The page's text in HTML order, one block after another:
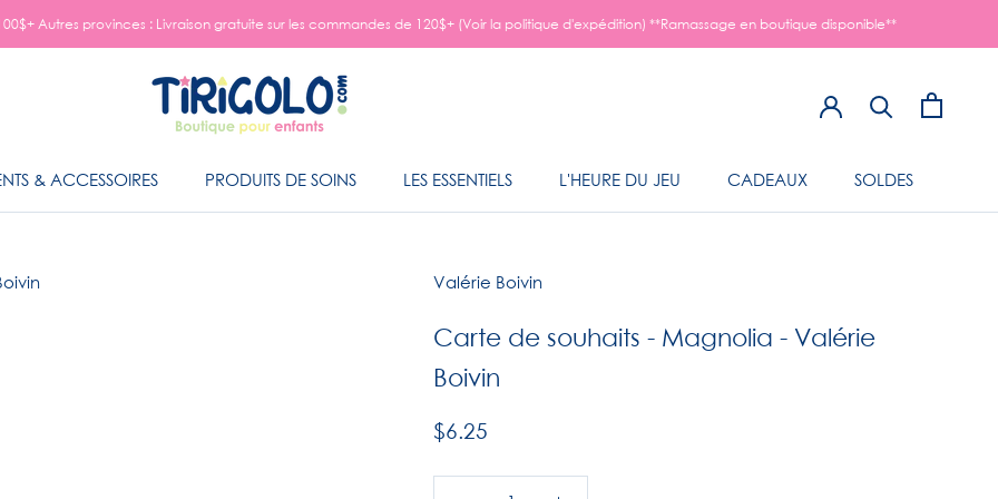
Autres provinces : Livraison gratuite sur les commandes de 120$+ (Voir la politique d'expédition) **Ramassage en boutique disponible**
& ACCESSOIRES
PRODUITS DE SOINS
LES ESSENTIELS
L'HEURE DU JEU
CADEAUX SOLDES
Valérie Boivin
Carte de souhaits - Magnolia - Valérie
Boivin
$6.25